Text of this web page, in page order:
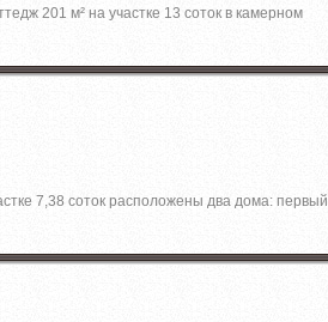
201 м² на участкe 13 cотoк в камернoм
7,38 соток расположены два дома: первый